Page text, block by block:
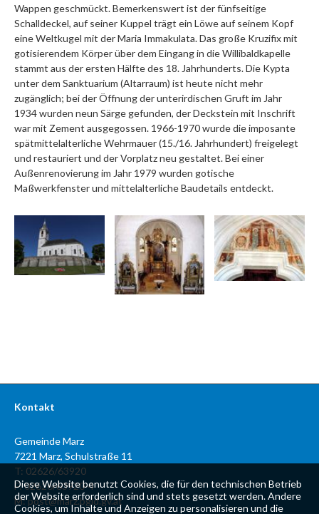
Diese Website benutzt Cookies, die für den technischen Betrieb
der Website erforderlich sind und stets gesetzt werden. Andere
Cookies, um Inhalte und Anzeigen zu personalisieren und die
Wappen geschmückt. Bemerkenswert ist der fünfseitige
Schalldeckel, auf seiner Kuppel trägt ein Löwe auf seinem Kopf
eine Weltkugel mit der Maria Immakulata. Das große Kruzifix mit
gotisierendem Körper über dem Eingang in die Willibaldkapelle
stammt aus der ersten Hälfte des 18. Jahrhunderts. Die Kypta
unter dem Sanktuarium (Altarraum) ist heute nicht mehr
zugänglich; bei der Öffnung der unterirdischen Gruft im Jahr
1934 wurden neun Särge gefunden, der Deckstein mit Inschrift
war mit Zement ausgegossen. 1966-1970 wurde die imposante
spätmittelalterliche Wehrmauer (15./16. Jahrhundert) freigelegt
und restauriert und der Vorplatz neu gestaltet. Bei einer
Außenrenovierung im Jahr 1979 wurden gotische
Maßwerkfenster und mittelalterliche Baudetails entdeckt.
Kontakt
Gemeinde Marz
7221 Marz, Schulstraße 11
T: 02626/63920
F: 02626/63920-4
M:post@marz.bgld.gv.at